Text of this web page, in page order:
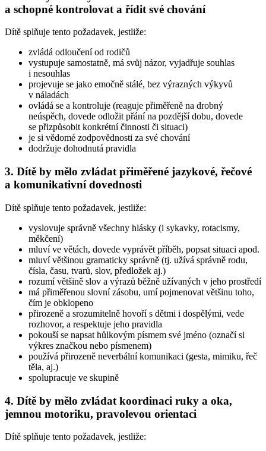
a schopné kontrolovat a řídit své chování
Dítě splňuje tento požadavek, jestliže:
zvládá odloučení od rodičů
vystupuje samostatně, má svůj názor, vyjadřuje souhlas
i nesouhlas
projevuje se jako emočně stálé, bez výrazných výkyvů
v náladách
ovládá se a kontroluje (reaguje přiměřeně na drobný
neúspěch, dovede odložit přání na pozdější dobu, dovede
se přizpůsobit konkrétní činnosti či situaci)
je si vědomé zodpovědnosti za své chování
dodržuje dohodnutá pravidla
3. Dítě by mělo zvládat přiměřené jazykové, řečové
a komunikativní dovednosti
Dítě splňuje tento požadavek, jestliže:
vyslovuje správně všechny hlásky (i sykavky, rotacismy,
měkčení)
mluví ve větách, dovede vyprávět příběh, popsat situaci apod.
mluví většinou gramaticky správně (tj. užívá správně rodu,
čísla, času, tvarů, slov, předložek aj.)
rozumí většině slov a výrazů běžně užívaných v jeho prostředí
má přiměřenou slovní zásobu, umí pojmenovat většinu toho,
čím je obklopeno
přirozeně a srozumitelně hovoří s dětmi i dospělými, vede
rozhovor, a respektuje jeho pravidla
pokouší se napsat hůlkovým písmem své jméno (označí si
výkres značkou nebo písmenem)
používá přirozeně neverbální komunikaci (gesta, mimiku, řeč
těla, aj.)
spolupracuje ve skupině
4. Dítě by mělo zvládat koordinaci ruky a oka,
jemnou motoriku, pravolevou orientaci
Dítě splňuje tento požadavek, jestliže: